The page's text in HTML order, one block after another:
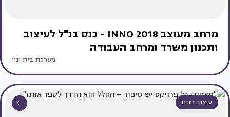
מרחב מעוצב INNO 2018 - כנס בנ"ל לעיצוב
ותכנון משרד ומרחב העבודה
מערכת בית ונוי
עיצוב פנים